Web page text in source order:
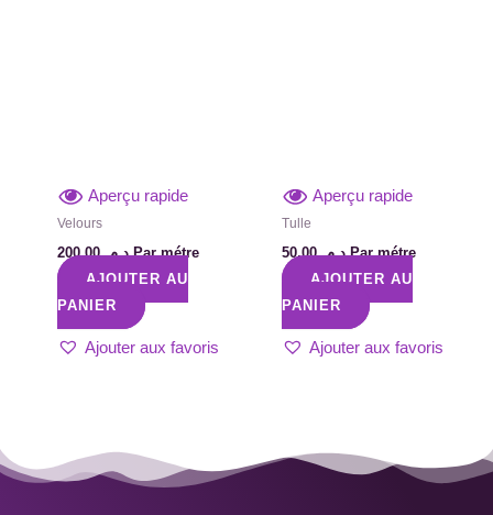
Aperçu rapide
Velours
د.م.200,00
Par métre
AJOUTER AU
PANIER
Ajouter aux favoris
Aperçu rapide
Tulle
د.م.50,00
Par métre
AJOUTER AU
PANIER
Ajouter aux favoris